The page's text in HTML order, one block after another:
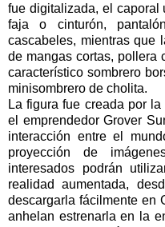
fue digitalizada, el caporal
faja o cinturón,
cascabeles, mientras que
de mangas cortas, pollera
característico sombrero
minisombrero de cholita.
La figura fue creada por
el emprendedor Grover
interacción entre el
proyección de
interesados podrán
realidad aumentada,
descargarla fácilmente en
anhelan estrenarla en la